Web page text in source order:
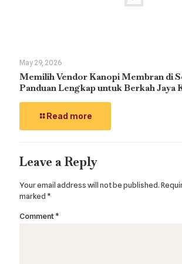
May 29, 2026
Memilih Vendor Kanopi Membran di
Panduan Lengkap untuk Berkah Jaya
Read more
Leave a Reply
Your email address will not be published.
marked *
Comment*